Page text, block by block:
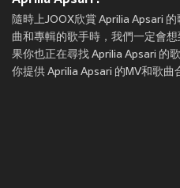
隨時上JOOX欣賞 Aprilia Apsari
曲和專輯的歌手時，我們一定會
果你也正在尋找 Aprilia Apsari 的
你提供 Aprilia Apsari 的MV和歌曲